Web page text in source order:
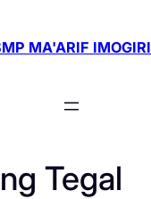
MA'ARIF IMOGIRI
Tegal